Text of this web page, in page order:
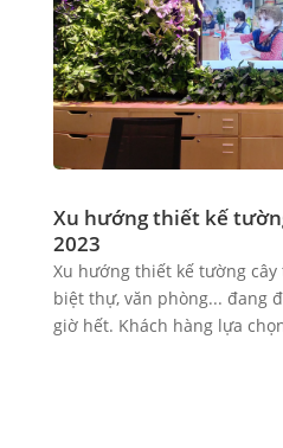
Xu hướng thiết kế
2023
Xu hướng thiết kế tường
biệt thự, văn phòng... đang
giờ hết. Khách hàng lựa